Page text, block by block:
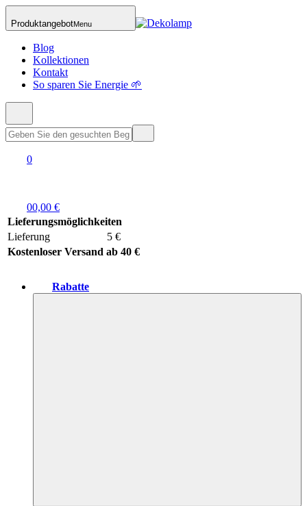
ProduktangebotMenu
Blog
Kollektionen
Kontakt
So sparen Sie Energie 🌱
0
00,00 €
Lieferungsmöglichkeiten
Lieferung
5 €
Kostenloser Versand ab 40 €
Rabatte